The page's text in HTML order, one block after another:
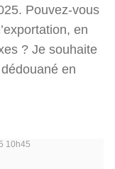
Pouvez-vous
en
? Je souhaite
en
10h45